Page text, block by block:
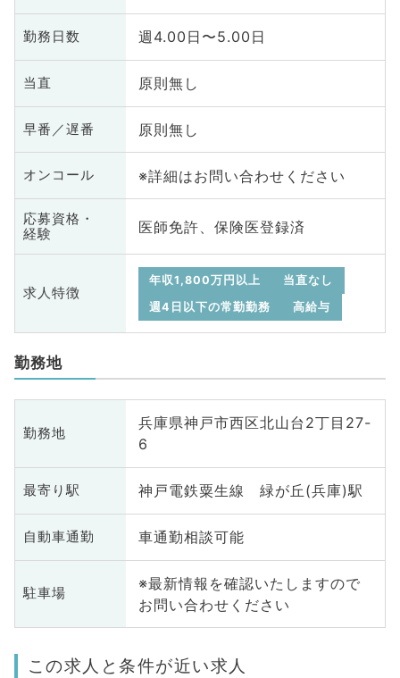
勤務日数 週4.00日〜5.00日
当直 原則無し
早番／遅番 原則無し
オンコール ※詳細はお問い合わせください
応募資格・
経験
医師免許、保険医登録済
求人特徴
年収1,800万円以上
当直なし
週4日以下の常勤勤務
高給与
勤務地
勤務地
兵庫県神戸市西区北山台2丁目27-
6
最寄り駅 神戸電鉄粟生線 緑が丘(兵庫)駅
自動車通勤 車通勤相談可能
駐車場
※最新情報を確認いたしますので
お問い合わせください
この求人と条件が近い求人